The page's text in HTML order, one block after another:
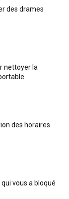
des drames
nettoyer la
des horaires
vous a bloqué